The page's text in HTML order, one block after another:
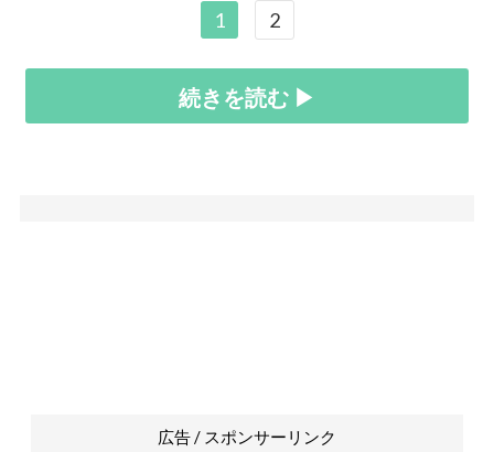
1 2
続きを読む ▶
広告 / スポンサーリンク